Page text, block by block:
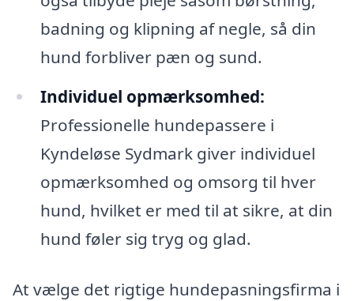
badning og klipning af negle, så din
hund forbliver pæn og sund.
Individuel opmærksomhed:
Professionelle hundepassere i
Kyndeløse Sydmark giver individuel
opmærksomhed og omsorg til hver
hund, hvilket er med til at sikre, at din
hund føler sig tryg og glad.
At vælge det rigtige hundepasningsfirma i